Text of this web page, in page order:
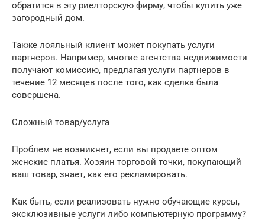
обратится в эту риелторскую фирму, чтобы купить уже
загородный дом.
Также лояльный клиент может покупать услуги
партнеров. Например, многие агентства недвижимости
получают комиссию, предлагая услуги партнеров в
течение 12 месяцев после того, как сделка была
совершена.
Сложный товар/услуга
Проблем не возникнет, если вы продаете оптом
женские платья. Хозяин торговой точки, покупающий
ваш товар, знает, как его рекламировать.
Как быть, если реализовать нужно обучающие курсы,
эксклюзивные услуги либо компьютерную программу?